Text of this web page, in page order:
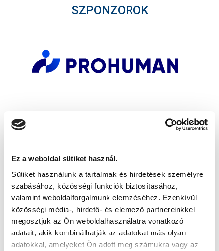
Ez a weboldal sütiket használ.
Sütiket használunk a tartalmak és hirdetések személyre
szabásához, közösségi funkciók biztosításához,
valamint weboldalforgalmunk elemzéséhez. Ezenkívül
közösségi média-, hirdető- és elemező partnereinkkel
megosztjuk az Ön weboldalhasználatra vonatkozó
adatait, akik kombinálhatják az adatokat más olyan
adatokkal, amelyeket Ön adott meg számukra vagy az
SZPONZOROK